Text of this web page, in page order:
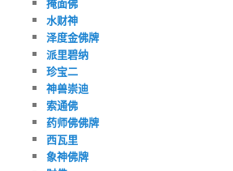
掩面佛
水财神
泽度金佛牌
派里碧纳
珍宝二
神兽崇迪
索通佛
药师佛佛牌
西瓦里
象神佛牌